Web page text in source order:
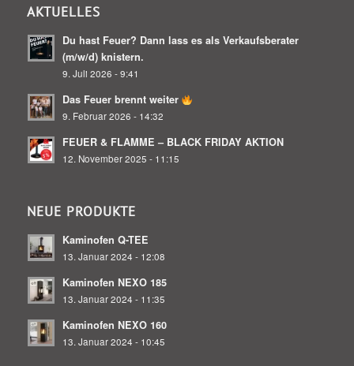
AKTUELLES
Du hast Feuer? Dann lass es als Verkaufsberater
(m/w/d) knistern.
9. Juli 2026 - 9:41
Das Feuer brennt weiter
9. Februar 2026 - 14:32
FEUER & FLAMME – BLACK FRIDAY AKTION
12. November 2025 - 11:15
NEUE PRODUKTE
Kaminofen Q-TEE
13. Januar 2024 - 12:08
Kaminofen NEXO 185
13. Januar 2024 - 11:35
Kaminofen NEXO 160
13. Januar 2024 - 10:45